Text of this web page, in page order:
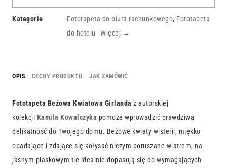
OPIS CECHY PRODUKTU JAK ZAMÓWIĆ
Fototapeta Beżowa Kwiatowa Girlanda z autorskiej
kolekcji Kamila Kowalczyka pomoże wprowadzić prawdziwą
delikatność do Twojego domu. Beżowe kwiaty wisterii, miękko
opadające i zdające się kołysać niczym poruszane wiatrem, na
jasnym piaskowym tle idealnie dopasują się do wymagających
Kategorie Fototapeta do biura rachunkowego, Fototapeta
do hotelu
Więcej →